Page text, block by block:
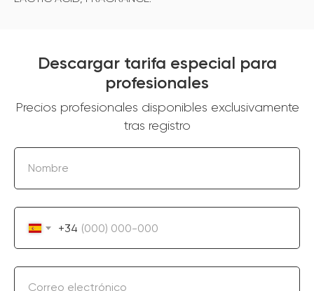
Descargar tarifa especial para
profesionales
Precios profesionales disponibles exclusivamente
tras registro
Nombre
+34
Correo electrónico